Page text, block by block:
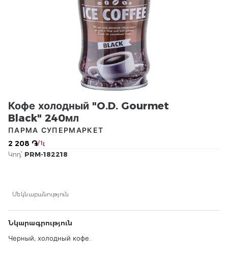
Кофе холодный "O.D. Gourmet
Black" 240мл
2 208 ֏/ 1լ
ПАРМА СУПЕРМАРКЕТ
Կոդ՝ PRM-182218
Մեկնաբանություն
Նկարագրություն
Черный, холодный кофе.